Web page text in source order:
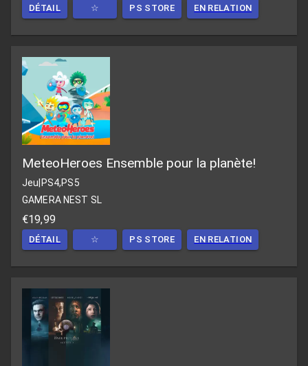
DÉTAIL ☆ PS STORE EN RELATION
MeteoHeroes Ensemble pour la planète!
Jeu PS4,PS5
GAMERA NEST SL
€19,99
DÉTAIL ☆ PS STORE EN RELATION